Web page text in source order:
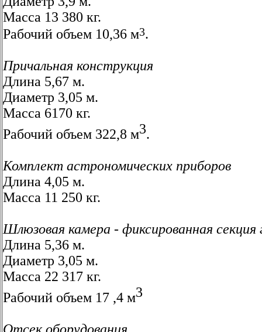
Масса 13 380 кг.
Рабочий объем 10,36 м3.
Причальная конструкция
Длина 5,67 м.
Диаметр 3,05 м.
Масса 6170 кг.
Рабочий объем 322,8 м3.
Комплект астрономических приборов
Длина 4,05 м.
Масса 11 250 кг.
Шлюзовая камера - фиксированная секция
Длина 5,36 м.
Диаметр 3,05 м.
Масса 22 317 кг.
Рабочий объем 17 ,4 м3
Отсек оборудования